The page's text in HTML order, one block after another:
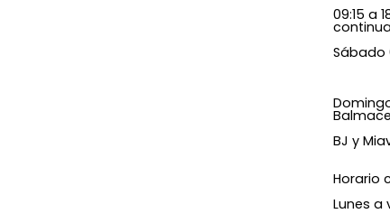
09:15 a
Sábado
BJ y
Horario
Lunes a